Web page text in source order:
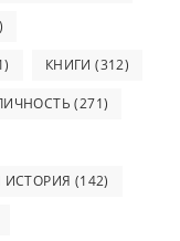
КНИГИ (312)
(271)
(142)